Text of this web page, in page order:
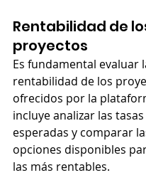
Rentabilidad de
proyectos
Es fundamental evaluar
rentabilidad de los
ofrecidos por la
incluye analizar las
esperadas y comparar
opciones disponibles
las más rentables.